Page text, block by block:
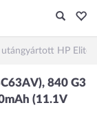
utángyártott HP